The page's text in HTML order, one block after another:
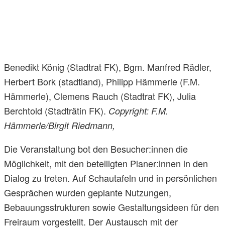
Benedikt König (Stadtrat FK), Bgm. Manfred Rädler,
Herbert Bork (stadtland), Philipp Hämmerle (F.M.
Hämmerle), Clemens Rauch (Stadtrat FK), Julia
Berchtold (Stadträtin FK). Copyright: F.M.
Hämmerle/Birgit Riedmann,
Die Veranstaltung bot den Besucher:innen die
Möglichkeit, mit den beteiligten Planer:innen in den
Dialog zu treten. Auf Schautafeln und in persönlichen
Gesprächen wurden geplante Nutzungen,
Bebauungsstrukturen sowie Gestaltungsideen für den
Freiraum vorgestellt. Der Austausch mit der